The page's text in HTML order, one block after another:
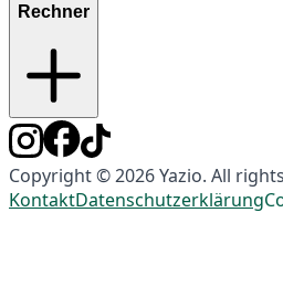
Rechner
Copyright © 2026 Yazio. All
KontaktDatenschutzerklärung